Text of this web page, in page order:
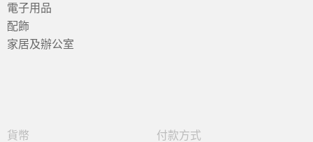
電子用品
配飾
家居及辦公室
貨幣 付款方式